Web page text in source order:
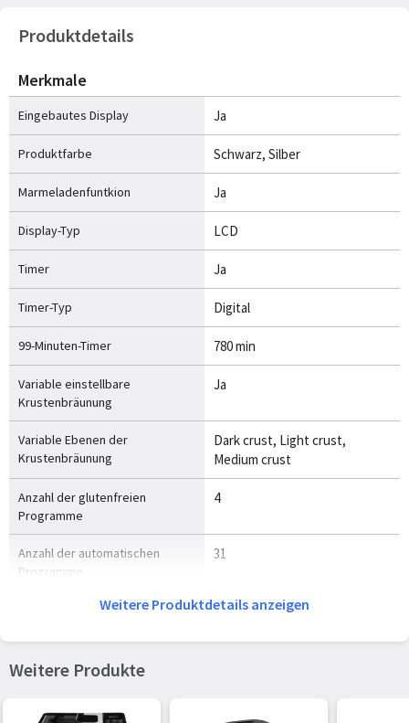
Produktdetails
Merkmale
Eingebautes Display Ja
Produktfarbe Schwarz, Silber
Marmeladenfuntkion Ja
Display-Typ LCD
Timer Ja
Timer-Typ Digital
99-Minuten-Timer 780 min
Variable einstellbare
Krustenbräunung
Ja
Variable Ebenen der
Krustenbräunung
Dark crust, Light crust,
Medium crust
Anzahl der glutenfreien
Programme
4
Anzahl der automatischen
Programme
31
Brot und Teig Programme
Kuchenteig, Französisches
Weitere Produktdetails anzeigen
Weitere Produkte